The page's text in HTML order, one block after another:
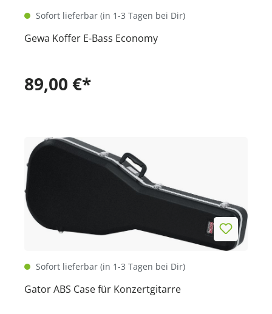
Sofort lieferbar (in 1-3 Tagen bei Dir)
Gewa Koffer E-Bass Economy
89,00 €*
Sofort lieferbar (in 1-3 Tagen bei Dir)
Gator ABS Case für Konzertgitarre